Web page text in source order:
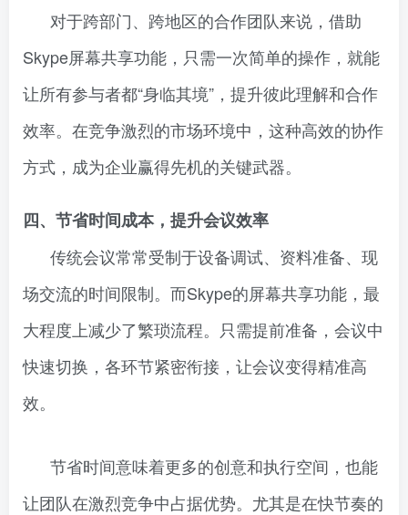
对于跨部门、跨地区的合作团队来说，借助
Skype屏幕共享功能，只需一次简单的操作，就能
让所有参与者都“身临其境”，提升彼此理解和合作
效率。在竞争激烈的市场环境中，这种高效的协作
方式，成为企业赢得先机的关键武器。
四、节省时间成本，提升会议效率
传统会议常常受制于设备调试、资料准备、现
场交流的时间限制。而Skype的屏幕共享功能，最
大程度上减少了繁琐流程。只需提前准备，会议中
快速切换，各环节紧密衔接，让会议变得精准高
效。
节省时间意味着更多的创意和执行空间，也能
让团队在激烈竞争中占据优势。尤其是在快节奏的